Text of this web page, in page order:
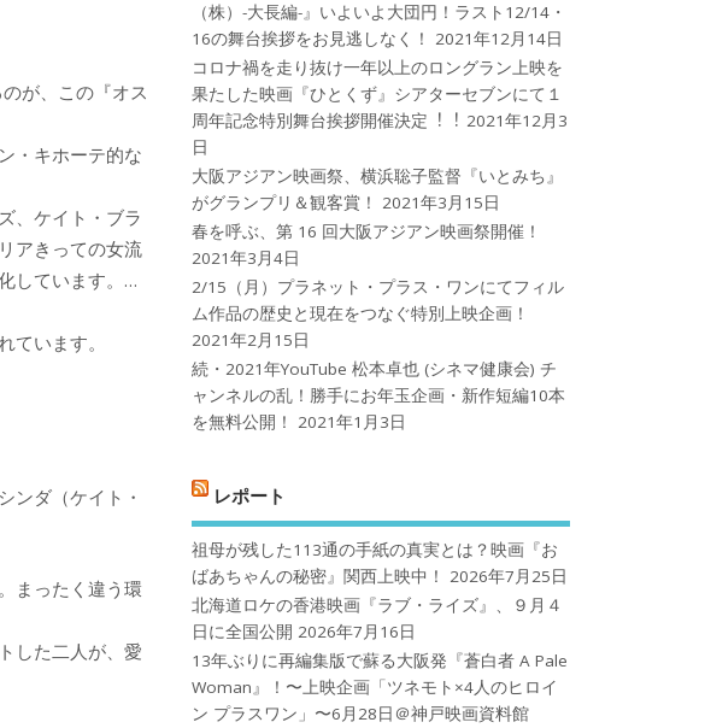
が、この『オス
・キホーテ的な
、ケイト・ブラ
アきっての女流
しています。…
います。
ンダ（ケイト・
まったく違う環
した二人が、愛
（株）-大長編-』いよいよ大団円！ラスト12/14・
16の舞台挨拶をお見逃しなく！
2021年12月14日
コロナ禍を⾛り抜け⼀年以上のロングラン上映を
果たした映画『ひとくず』シアターセブンにて１
周年記念特別舞台挨拶開催決定︕︕ 2021年12月3
日
大阪アジアン映画祭、横浜聡子監督『いとみち』
がグランプリ＆観客賞！
2021年3月15日
春を呼ぶ、第 16 回大阪アジアン映画祭開催！
2021年3月4日
2/15（月）プラネット・プラス・ワンにてフィル
ム作品の歴史と現在をつなぐ特別上映企画！
2021年2月15日
続・2021年YouTube 松本卓也 (シネマ健康会) チ
ャンネルの乱！勝手にお年玉企画・新作短編10本
を無料公開！
2021年1月3日
レポート
祖母が残した113通の手紙の真実とは？映画『お
ばあちゃんの秘密』関西上映中！
2026年7月25日
北海道ロケの香港映画『ラブ・ライズ』、９月４
日に全国公開 2026年7月16日
13年ぶりに再編集版で蘇る大阪発『蒼白者 A Pale
Woman』！〜上映企画「ツネモト×4人のヒロイ
ン プラスワン」〜6月28日＠神戸映画資料館